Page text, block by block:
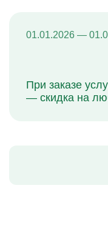
01.01.2026 —
При заказе
— скидка на